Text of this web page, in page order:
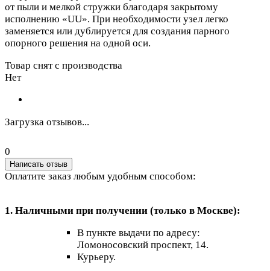
от пыли и мелкой стружки благодаря закрытому
исполнению «UU». При необходимости узел легко
заменяется или дублируется для создания парного
опорного решения на одной оси.
Товар снят с производства
Нет
Загрузка отзывов...
0
Написать отзыв
Оплатите заказ любым удобным способом:
1. Наличными при получении (только в Москве):
В пункте выдачи по адресу:
Ломоносовский проспект, 14.
Курьеру.